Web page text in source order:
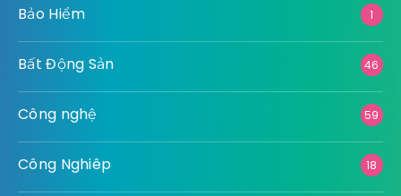
Bảo Hiểm 1
Bất Động Sản 46
Công nghệ 59
Công Nghiêp 18